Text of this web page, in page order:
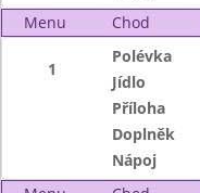
Menu
Chod
1
Polévka
Jídlo
Příloha
Doplněk
Nápoj